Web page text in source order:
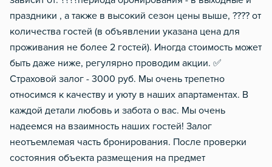
праздники , а также в высокий сезон цены выше, ???? от
количества гостей (в объявлении указана цена для
проживания не более 2 гостей). Иногда стоимость может
быть даже ниже, регулярно проводим акции. ✅
Страховой залог - 3000 руб. Мы очень трепетно
относимся к качеству и уюту в наших апартаментах. В
каждой детали любовь и забота о вас. Мы очень
надеемся на взаимность наших гостей! Залог
неотъемлемая часть бронирования. После проверки
состояния объекта размещения на предмет